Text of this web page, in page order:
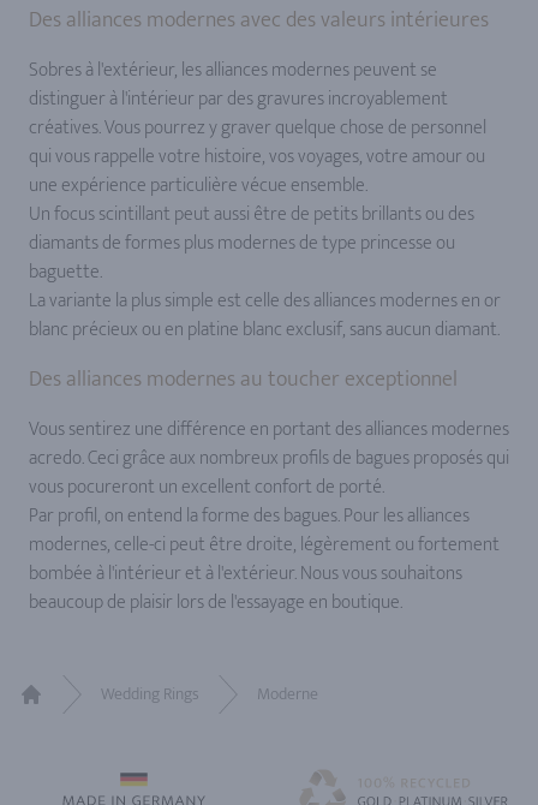
Des alliances modernes avec des valeurs intérieures
Sobres à l'extérieur, les alliances modernes peuvent se
distinguer à l'intérieur par des gravures incroyablement
créatives. Vous pourrez y graver quelque chose de personnel
qui vous rappelle votre histoire, vos voyages, votre amour ou
une expérience particulière vécue ensemble.
Un focus scintillant peut aussi être de petits brillants ou des
diamants de formes plus modernes de type princesse ou
baguette.
La variante la plus simple est celle des alliances modernes en or
blanc précieux ou en platine blanc exclusif, sans aucun diamant.
Des alliances modernes au toucher exceptionnel
Vous sentirez une différence en portant des alliances modernes
acredo. Ceci grâce aux nombreux profils de bagues proposés qui
vous pocureront un excellent confort de porté.
Par profil, on entend la forme des bagues. Pour les alliances
modernes, celle-ci peut être droite, légèrement ou fortement
bombée à l'intérieur et à l'extérieur. Nous vous souhaitons
beaucoup de plaisir lors de l'essayage en boutique.
Wedding Rings Moderne